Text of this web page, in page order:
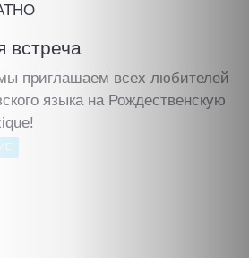
встреча
приглашаем всех любителей
языка на Рождественскую